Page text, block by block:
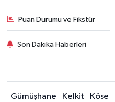
Puan Durumu ve Fikstür
Son Dakika Haberleri
Gümüşhane Kelkit Köse